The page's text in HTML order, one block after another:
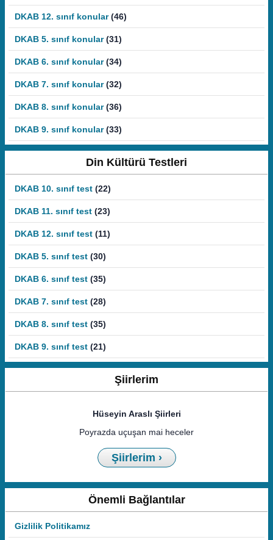
DKAB 12. sınıf konular (46)
DKAB 5. sınıf konular (31)
DKAB 6. sınıf konular (34)
DKAB 7. sınıf konular (32)
DKAB 8. sınıf konular (36)
DKAB 9. sınıf konular (33)
Din Kültürü Testleri
DKAB 10. sınıf test (22)
DKAB 11. sınıf test (23)
DKAB 12. sınıf test (11)
DKAB 5. sınıf test (30)
DKAB 6. sınıf test (35)
DKAB 7. sınıf test (28)
DKAB 8. sınıf test (35)
DKAB 9. sınıf test (21)
Şiirlerim
Hüseyin Araslı Şiirleri
Poyrazda uçuşan mai heceler
Şiirlerim ›
Önemli Bağlantılar
Gizlilik Politikamız